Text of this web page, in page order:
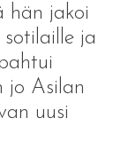
hän jakoi
sotilaille ja
jo Asilan
uusi